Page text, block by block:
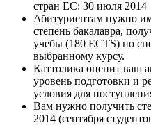
стран ЕС: 30 июля 2014
Абитуриентам нужно
степень бакалавра,
учебы (180 ECTS) по
выбранному курсу.
Каттолика оценит ваш
уровень подготовки и
условия для
Вам нужно получить
2014 (сентября